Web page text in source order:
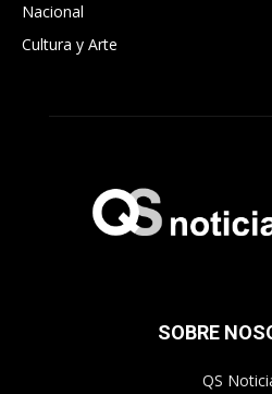
Nacional
Cultura y Arte
SOBRE
QS